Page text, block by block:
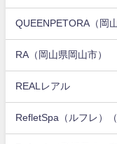
QUEENPETORA（岡
RA（岡山県岡山市）
REALレアル
RefletSpa（ルフレ）